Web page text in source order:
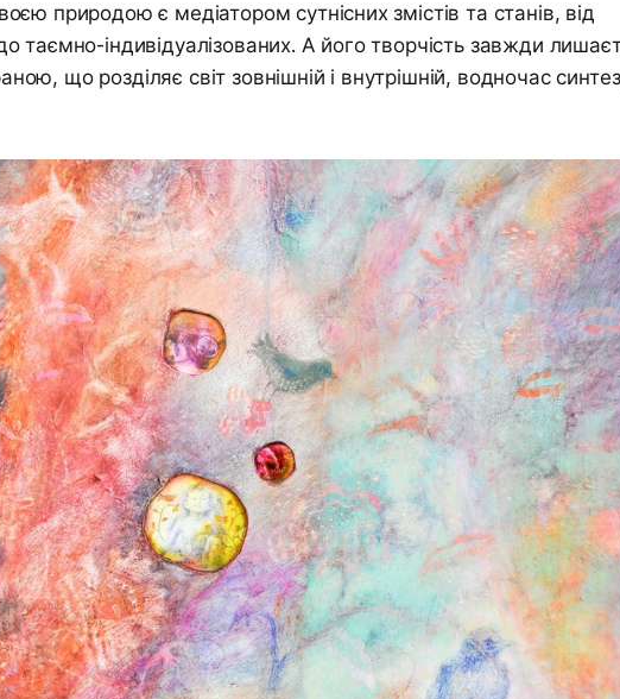
природою є медіатором сутнісних змістів та станів, від
таємно-індивідуалізованих. А його творчість завжди
що розділяє світ зовнішній і внутрішній, водночас